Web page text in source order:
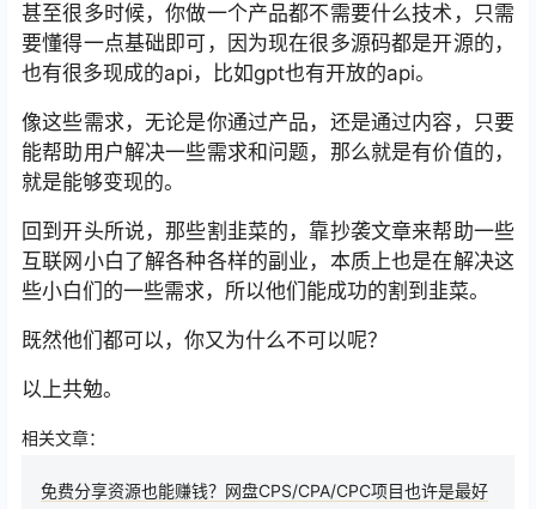
甚至很多时候，你做一个产品都不需要什么技术，只需
要懂得一点基础即可，因为现在很多源码都是开源的，
也有很多现成的api，比如gpt也有开放的api。
像这些需求，无论是你通过产品，还是通过内容，只要
能帮助用户解决一些需求和问题，那么就是有价值的，
就是能够变现的。
回到开头所说，那些割韭菜的，靠抄袭文章来帮助一些
互联网小白了解各种各样的副业，本质上也是在解决这
些小白们的一些需求，所以他们能成功的割到韭菜。
既然他们都可以，你又为什么不可以呢？
以上共勉。
相关文章：
免费分享资源也能赚钱？网盘CPS/CPA/CPC项目也许是最好